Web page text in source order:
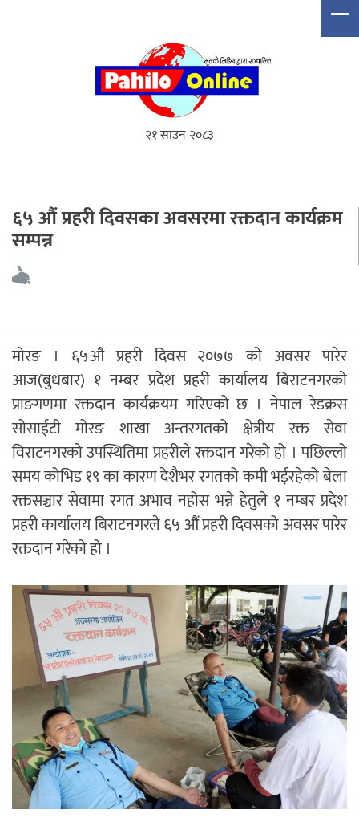
२१ साउन २०८३
६५ औं प्रहरी दिवसका अवसरमा रक्तदान कार्यक्रम
सम्पन्न
मोरङ । ६५औ प्रहरी दिवस २०७७ को अवसर पारेर
आज(बुधबार) १ नम्बर प्रदेश प्रहरी कार्यालय बिराटनगरको
प्राङगणमा रक्तदान कार्यक्रयम गरिएको छ । नेपाल रेडक्रस
सोसाईटी मोरङ शाखा अन्तरगतको क्षेत्रीय रक्त सेवा
विराटनगरको उपस्थितिमा प्रहरीले रक्तदान गरेको हो । पछिल्लो
समय कोभिड १९ का कारण देशैभर रगतको कमी भईरहेको बेला
रक्तसञ्चार सेवामा रगत अभाव नहोस भन्ने हेतुले १ नम्बर प्रदेश
प्रहरी कार्यालय बिराटनगरले ६५ औं प्रहरी दिवसको अवसर पारेर
रक्तदान गरेको हो ।